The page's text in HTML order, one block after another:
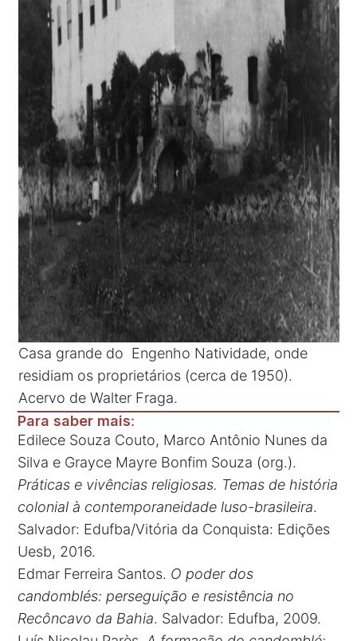
Casa grande do Engenho Natividade, onde
residiam os proprietários (cerca de 1950).
Acervo de Walter Fraga.
Para saber mais:
Edilece Souza Couto, Marco Antônio Nunes da
Silva e Grayce Mayre Bonfim Souza (org.).
Práticas e vivências religiosas. Temas de história
colonial à contemporaneidade luso-brasileira.
Salvador: Edufba/Vitória da Conquista: Edições
Uesb, 2016.
Edmar Ferreira Santos. O poder dos
candomblés: perseguição e resistência no
Recôncavo da Bahia. Salvador: Edufba, 2009.